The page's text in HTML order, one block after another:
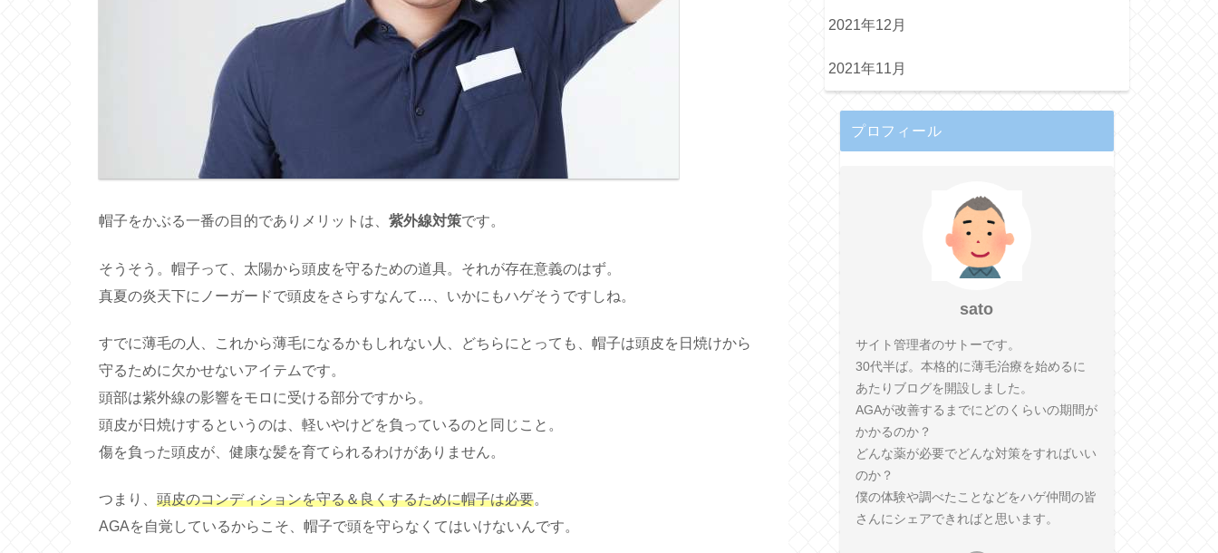
帽子をかぶる一番の目的でありメリットは、 紫外線対策です。
そうそう。帽子って、太陽から頭皮を守るための道具。それが存在意義のはず。
真夏の炎天下にノーガードで頭皮をさらすなんて…、いかにもハゲそうですしね。
すでに薄毛の人、これから薄毛になるかもしれない人、どちらにとっても、帽子は頭皮を日焼けから
守るために欠かせないアイテムです。
頭部は紫外線の影響をモロに受ける部分ですから。
頭皮が日焼けするというのは、軽いやけどを負っているのと同じこと。
傷を負った頭皮が、健康な髪を育てられるわけがありません。
つまり、 頭皮のコンディションを守る＆良くするために帽子は必要。
AGAを自覚しているからこそ、帽子で頭を守らなくてはいけないんです。
2021年12月
2021年11月
プロフィール
sato
サイト管理者のサトーです。
30代半ば。本格的に薄毛治療を始めるに
あたりブログを開設しました。
AGAが改善するまでにどのくらいの期間が
かかるのか？
どんな薬が必要でどんな対策をすればいい
のか？
僕の体験や調べたことなどをハゲ仲間の皆
さんにシェアできればと思います。